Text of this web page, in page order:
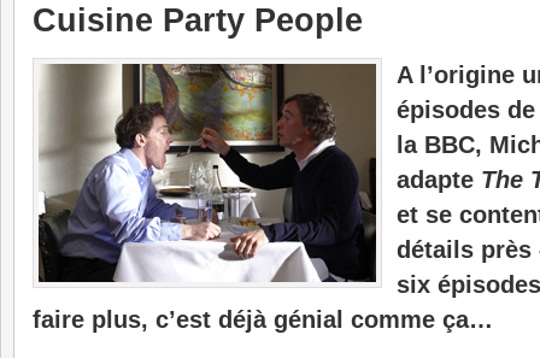
Cuisine Party People
A l’origine
épisodes
la BBC,
adapte The
et se
détails près
six
faire plus, c’est déjà génial comme ça…